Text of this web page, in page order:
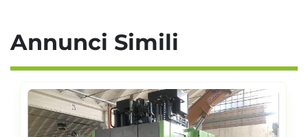
Annunci Simili